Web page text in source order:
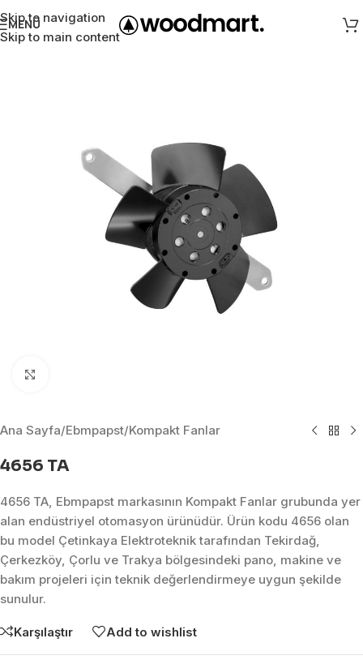
Skip to navigation
Skip to main content
MENÜ
Ana Sayfa/Ebmpapst/Kompakt Fanlar
4656 TA
4656 TA, Ebmpapst markasının Kompakt Fanlar grubunda yer
alan endüstriyel otomasyon ürünüdür. Ürün kodu 4656 olan
bu model Çetinkaya Elektroteknik tarafından Tekirdağ,
Çerkezköy, Çorlu ve Trakya bölgesindeki pano, makine ve
bakım projeleri için teknik değerlendirmeye uygun şekilde
sunulur.
Karşılaştır Add to wishlist